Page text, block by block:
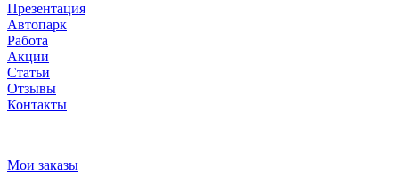
Презентация
Автопарк
Работа
Акции
Статьи
Отзывы
Контакты
Мои заказы